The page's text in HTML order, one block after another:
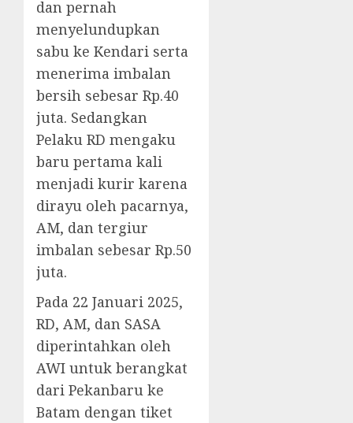
dan pernah
menyelundupkan
sabu ke Kendari serta
menerima imbalan
bersih sebesar Rp.40
juta. Sedangkan
Pelaku RD mengaku
baru pertama kali
menjadi kurir karena
dirayu oleh pacarnya,
AM, dan tergiur
imbalan sebesar Rp.50
juta.
Pada 22 Januari 2025,
RD, AM, dan SASA
diperintahkan oleh
AWI untuk berangkat
dari Pekanbaru ke
Batam dengan tiket